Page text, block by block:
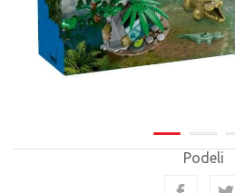
Podeli